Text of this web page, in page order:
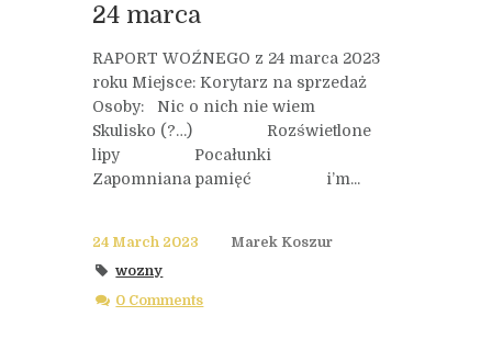
24 marca
RAPORT WOŹNEGO z 24 marca 2023
roku Miejsce: Korytarz na sprzedaż
Osoby: Nic o nich nie wiem
Skulisko (?…) Rozświetlone
lipy Pocałunki
Zapomniana pamięć i’m...
24 March 2023
Marek Koszur
wozny
0 Comments